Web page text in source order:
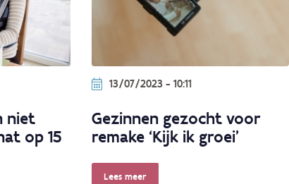
niet
op 15
13/07/2023 - 10:11
Gezinnen gezocht voor
remake ‘Kijk ik groei’
Lees meer